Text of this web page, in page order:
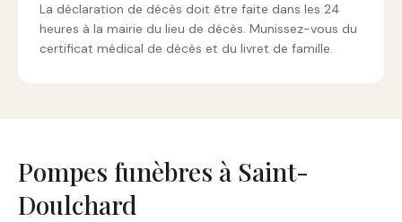
La déclaration de décès doit être faite dans les 24
heures à la mairie du lieu de décès. Munissez-vous du
certificat médical de décès et du livret de famille.
Pompes funèbres à Saint-
Doulchard